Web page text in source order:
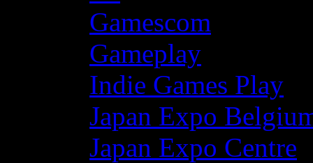
Gamescom
Gameplay
Indie Games Play
Japan Expo
Japan Expo Centre